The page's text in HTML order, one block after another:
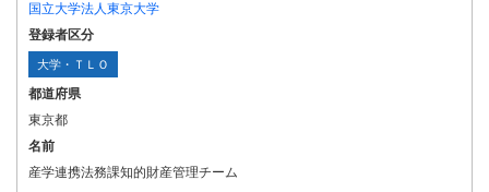
国立大学法人東京大学
登録者区分
大学・ＴＬＯ
都道府県
東京都
名前
産学連携法務課知的財産管理チーム